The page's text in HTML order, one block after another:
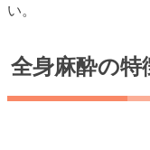
い。
全身麻酔の特